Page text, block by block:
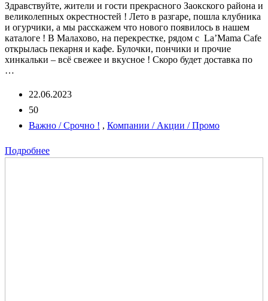
Здравствуйте, жители и гости прекрасного Заокского района и
великолепных окрестностей ! Лето в разгаре, пошла клубника
и огурчики, а мы расскажем что нового появилось в нашем
каталоге ! В Малахово, на перекрестке, рядом с La’Mama Cafe
открылась пекарня и кафе. Булочки, пончики и прочие
хинкальки – всё свежее и вкусное ! Скоро будет доставка по
…
22.06.2023
50
Важно / Срочно ! , Компании / Акции / Промо
Подробнее